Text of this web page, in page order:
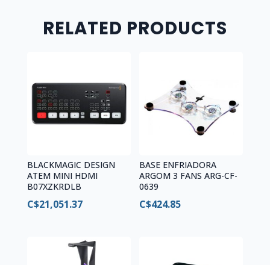
RELATED PRODUCTS
BLACKMAGIC DESIGN
ATEM MINI HDMI
B07XZKRDLB
C$21,051.37
BASE ENFRIADORA
ARGOM 3 FANS ARG-CF-
0639
C$424.85